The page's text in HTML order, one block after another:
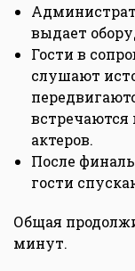
выдает
Гости в
слушают
встречаются
актеров.
После
гости
Общая
минут.